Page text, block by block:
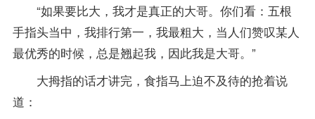
“如果要比大，我才是真正的大哥。你们看：五根
手指头当中，我排行第一，我最粗大，当人们赞叹某人
最优秀的时候，总是翘起我，因此我是大哥。”
大拇指的话才讲完，食指马上迫不及待的抢着说
道：